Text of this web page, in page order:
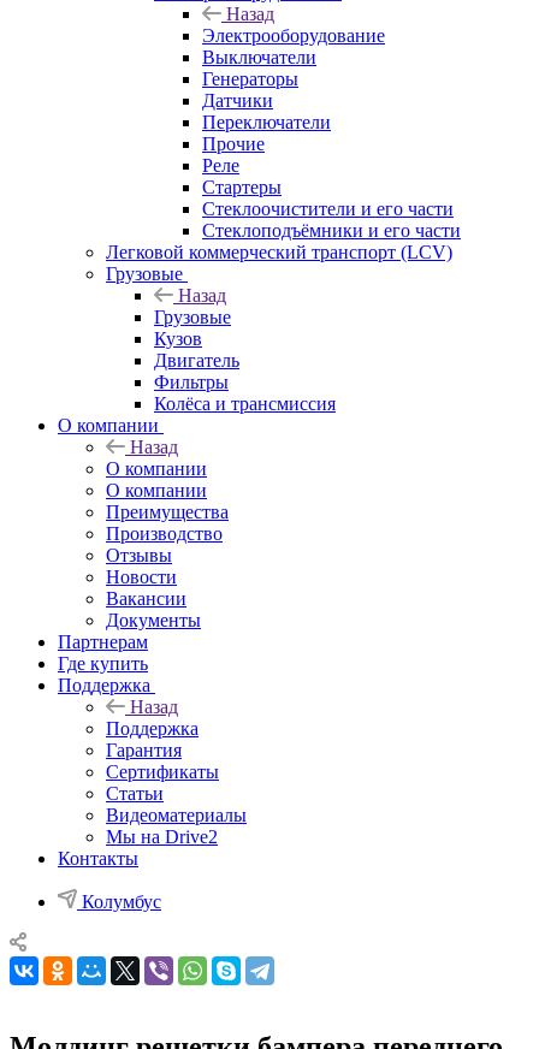
Назад
Электрооборудование
Выключатели
Генераторы
Датчики
Переключатели
Прочие
Реле
Стартеры
Стеклоочистители и его части
Стеклоподъёмники и его части
Легковой коммерческий транспорт (LCV)
Грузовые
Назад
Грузовые
Кузов
Двигатель
Фильтры
Колёса и трансмиссия
О компании
Назад
О компании
О компании
Преимущества
Производство
Отзывы
Новости
Вакансии
Документы
Партнерам
Где купить
Поддержка
Назад
Поддержка
Гарантия
Сертификаты
Статьи
Видеоматериалы
Мы на Drive2
Контакты
Колумбус